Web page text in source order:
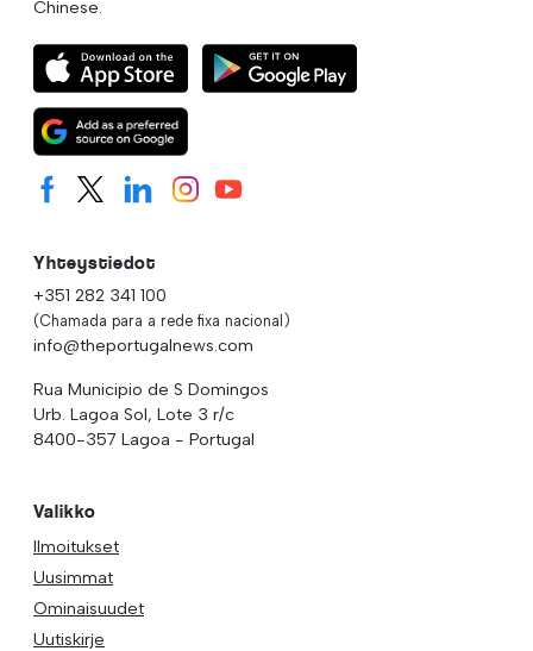
Chinese.
Yhteystiedot
+351 282 341 100
(Chamada para a rede fixa nacional)
info@theportugalnews.com
Rua Municipio de S Domingos
Urb. Lagoa Sol, Lote 3 r/c
8400-357 Lagoa - Portugal
Valikko
Ilmoitukset
Uusimmat
Ominaisuudet
Uutiskirje